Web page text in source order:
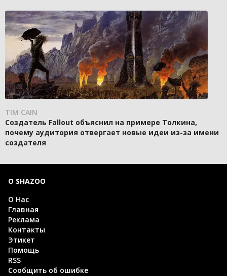
TIM CAIN
Создатель Fallout объяснил на примере Толкина,
почему аудитория отвергает новые идеи из-за имени
создателя
О SHAZOO
О Нас
Главная
Реклама
Контакты
Этикет
Помощь
RSS
Сообщить об ошибке